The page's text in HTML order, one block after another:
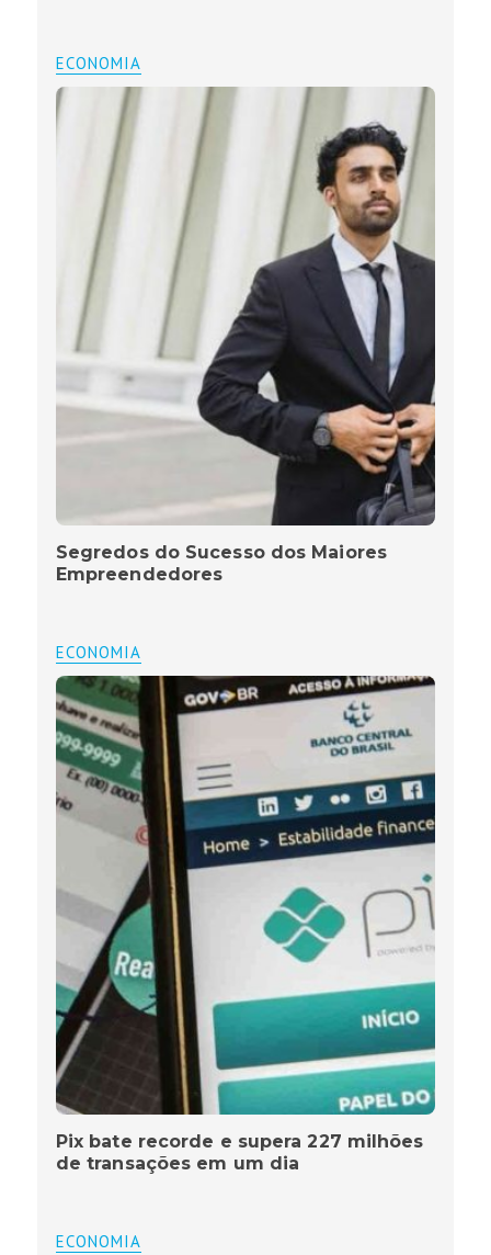
ECONOMIA
Segredos do Sucesso dos Maiores
Empreendedores
ECONOMIA
Pix bate recorde e supera 227 milhões
de transações em um dia
ECONOMIA